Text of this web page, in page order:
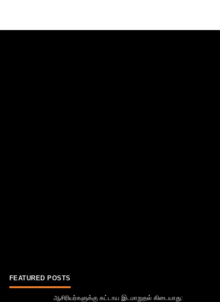
FEATURED POSTS
ஆசிரியர்களுக்கு கட்டாய இடமாறுதல் கிடையாது: